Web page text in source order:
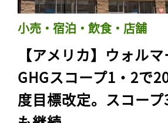
小売・宿泊・飲食・店舗
【アメリカ】ウォルマ
GHGスコープ1・2で
度目標改定。スコー